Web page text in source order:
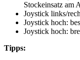
Stockeinsatz am
Joystick links/
Joystick hoch:
Joystick hoch:
Tipps: